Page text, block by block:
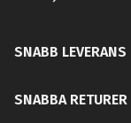
SNABB LEVERANS
SNABBA RETURER